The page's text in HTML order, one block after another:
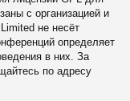
с организацией и
не несёт
определяет
в них. За
по адресу